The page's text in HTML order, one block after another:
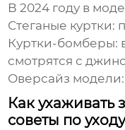
В 2024 году в
Стеганые куртки:
Куртки-бомберы:
смотрятся с
Оверсайз
Как ухаживать
советы по